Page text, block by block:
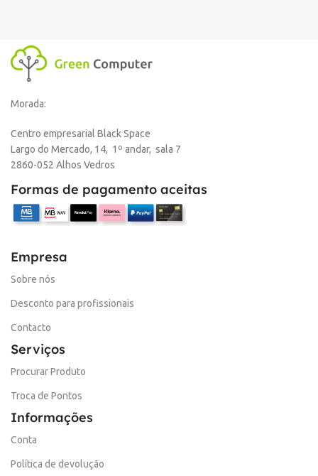
Morada:
Centro empresarial Black Space
Largo do Mercado, 14, 1º andar, sala 7
2860-052 Alhos Vedros
Formas de pagamento aceitas
Empresa
Sobre nós
Desconto para profissionais
Contacto
Serviços
Procurar Produto
Troca de Pontos
Informações
Conta
Política de devolução